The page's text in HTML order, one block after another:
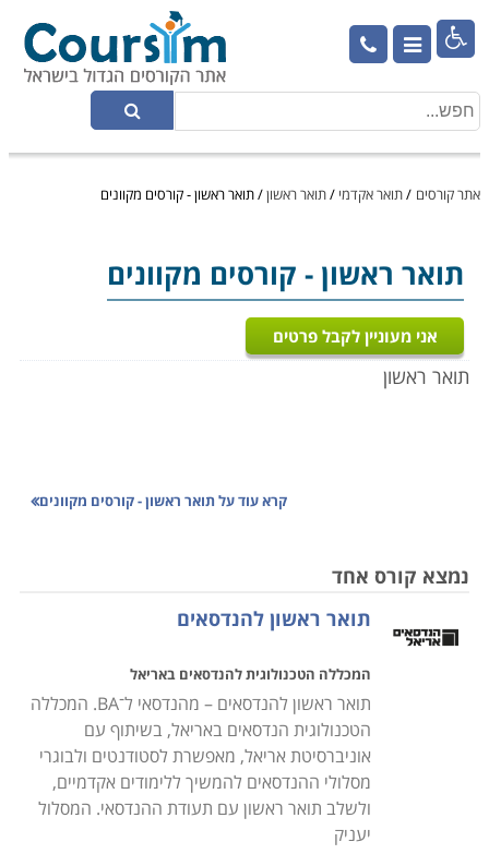

אתר קורסים /תואר אקדמי /תואר ראשון/תואר ראשון - קורסים מקוונים
תואר ראשון - קורסים מקוונים
אני מעוניין לקבל פרטים
תואר ראשון
קרא עוד על תואר ראשון - קורסים מקוונים
נמצא קורס אחד
תואר ראשון להנדסאים
המכללה הטכנולוגית להנדסאים באריאל
תואר ראשון להנדסאים – מהנדסאי ל־BA. המכללה
הטכנולוגית הנדסאים באריאל, בשיתוף עם
אוניברסיטת אריאל, מאפשרת לסטודנטים ולבוגרי
מסלולי ההנדסאים להמשיך ללימודים אקדמיים,
ולשלב תואר ראשון עם תעודת ההנדסאי. המסלול
יעניק